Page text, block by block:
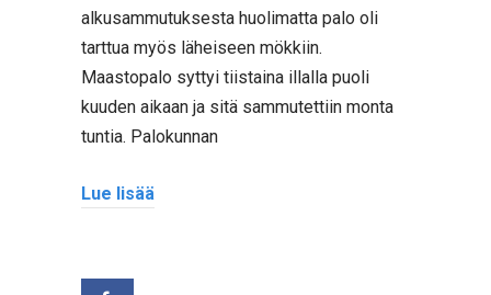
alkusammutuksesta huolimatta palo oli
tarttua myös läheiseen mökkiin.
Maastopalo syttyi tiistaina illalla puoli
kuuden aikaan ja sitä sammutettiin monta
tuntia. Palokunnan
Lue lisää